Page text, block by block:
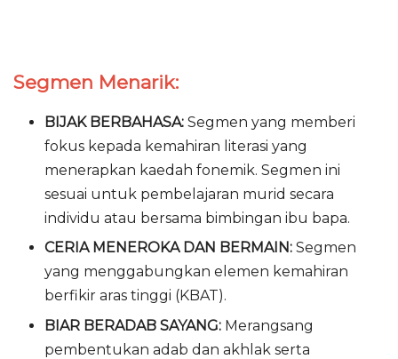
Segmen Menarik:
BIJAK BERBAHASA: Segmen yang memberi
fokus kepada kemahiran literasi yang
menerapkan kaedah fonemik. Segmen ini
sesuai untuk pembelajaran murid secara
individu atau bersama bimbingan ibu bapa.
CERIA MENEROKA DAN BERMAIN: Segmen
yang menggabungkan elemen kemahiran
berfikir aras tinggi (KBAT).
BIAR BERADAB SAYANG: Merangsang
pembentukan adab dan akhlak serta